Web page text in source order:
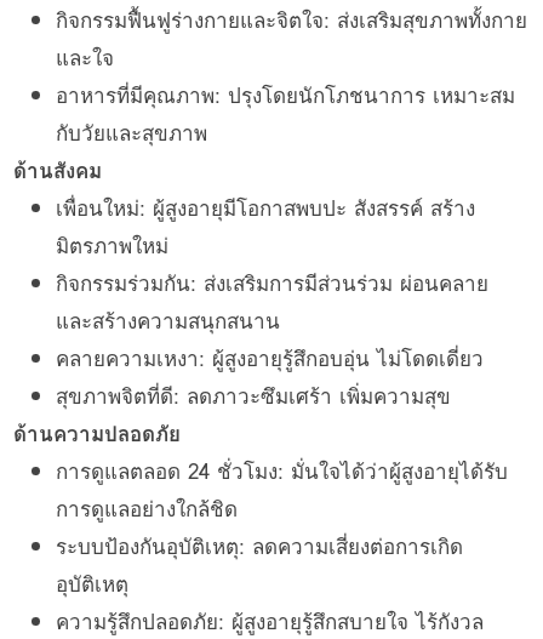
กิจกรรมฟื้นฟูร่างกายและจิตใจ: ส่งเสริมสุขภาพทั้งกาย
และใจ
อาหารที่มีคุณภาพ: ปรุงโดยนักโภชนาการ เหมาะสม
กับวัยและสุขภาพ
ด้านสังคม
เพื่อนใหม่: ผู้สูงอายุมีโอกาสพบปะ สังสรรค์ สร้าง
มิตรภาพใหม่
กิจกรรมร่วมกัน: ส่งเสริมการมีส่วนร่วม ผ่อนคลาย
และสร้างความสนุกสนาน
คลายความเหงา: ผู้สูงอายุรู้สึกอบอุ่น ไม่โดดเดี่ยว
สุขภาพจิตที่ดี: ลดภาวะซึมเศร้า เพิ่มความสุข
ด้านความปลอดภัย
การดูแลตลอด 24 ชั่วโมง: มั่นใจได้ว่าผู้สูงอายุได้รับ
การดูแลอย่างใกล้ชิด
ระบบป้องกันอุบัติเหตุ: ลดความเสี่ยงต่อการเกิด
อุบัติเหตุ
ความรู้สึกปลอดภัย: ผู้สูงอายุรู้สึกสบายใจ ไร้กังวล